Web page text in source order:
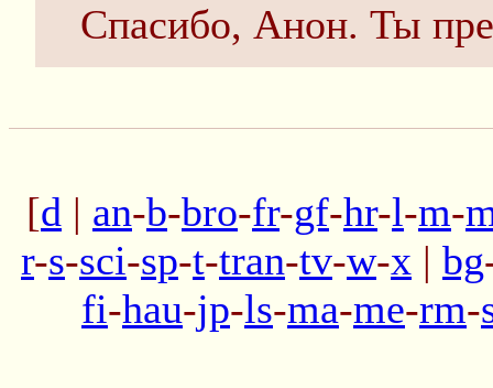
Спасибо, Анон. Ты
[d | an-b-bro-fr-gf-hr-l-m-
r-s-sci-sp-t-tran-tv-w-x | bg
fi-hau-jp-ls-ma-me-rm-